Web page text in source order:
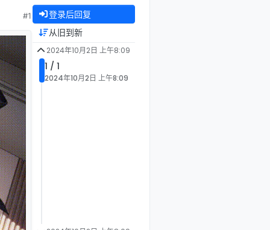
#1 登录后回复
从旧到新
2024年10月2日 上午8:09
1 / 1
2024年10月2日 上午8:09